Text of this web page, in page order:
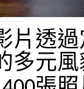
片透
多元